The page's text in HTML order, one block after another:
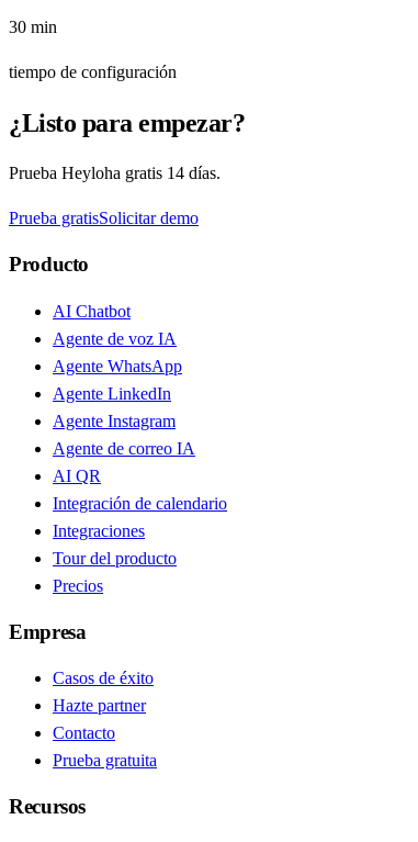
30 min
tiempo de configuración
¿Listo para empezar?
Prueba Heyloha gratis 14 días.
Prueba gratisSolicitar demo
Producto
AI Chatbot
Agente de voz IA
Agente WhatsApp
Agente LinkedIn
Agente Instagram
Agente de correo IA
AI QR
Integración de calendario
Integraciones
Tour del producto
Precios
Empresa
Casos de éxito
Hazte partner
Contacto
Prueba gratuita
Recursos